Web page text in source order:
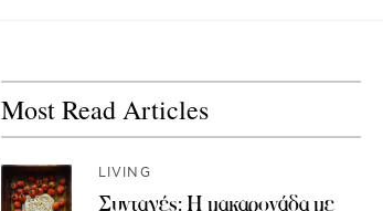
Most Read Articles
LIVING
Συνταγές: H μακαρονάδα με